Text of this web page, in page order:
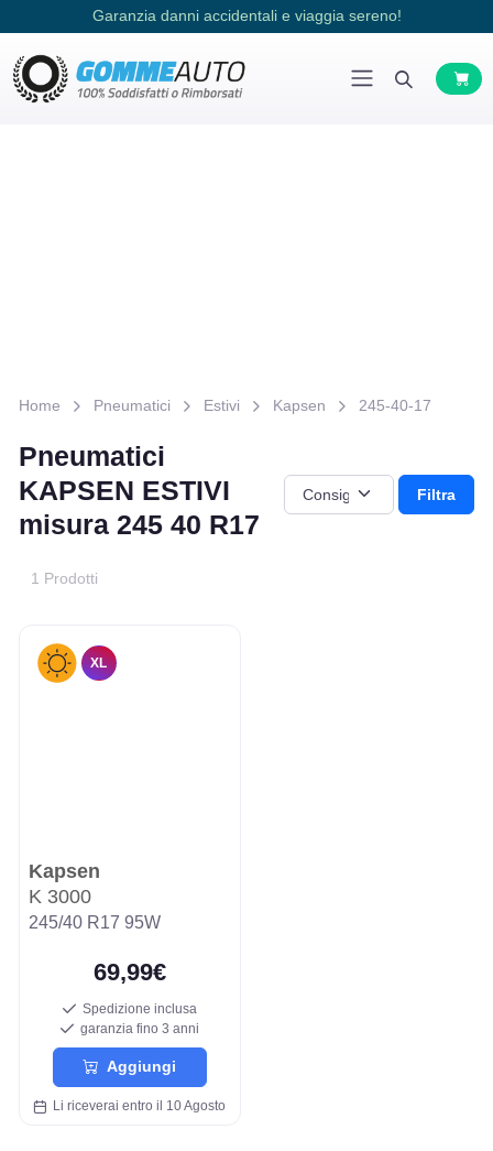
Garanzia danni accidentali e viaggia sereno!
Home Pneumatici Estivi Kapsen 245-40-17
Pneumatici
KAPSEN ESTIVI
misura 245 40 R17
Filtra
1 Prodotti
XL
Kapsen
K 3000
245/40 R17 95W
69,99€
Spedizione inclusa
garanzia fino 3 anni
Aggiungi
Li riceverai entro il 10 Agosto